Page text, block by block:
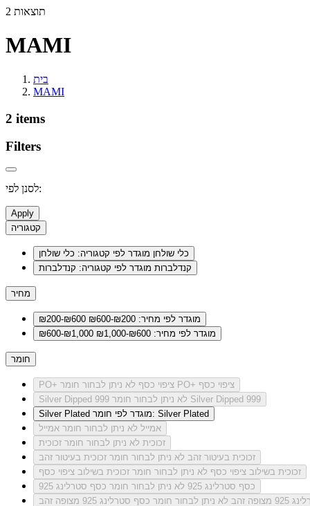
2 תוצאות
MAMI
בית
MAMI
2 items
Filters
לסנן לפי:
Apply
קטגוריה
כלי שולחן מוגדר לפי קטגוריה: כלי שולחן
קנדלברות מוגדר לפי קטגוריה: קנדלברות
מחיר
₪200-₪600
מוגדר לפי מחיר: ₪200-₪600
₪600-₪1,000
מוגדר לפי מחיר: ₪600-₪1,000
חומר
PO+ ציפוי כסף
לא ניתן לבחור חומר PO+ ציפוי כסף
Silver Dipped 999
לא ניתן לבחור חומר Silver Dipped 999
Silver Plated
מוגדר לפי חומר: Silver Plated
אמייל לא ניתן לבחור חומר אמייל
זכוכית לא ניתן לבחור חומר זכוכית
זכוכית בעיטור זהב לא ניתן לבחור חומר זכוכית בעיטור זהב
זכוכית בשילוב ציפוי כסף לא ניתן לבחור חומר זכוכית בשילוב ציפוי כסף
כסף סטרלינג 925
לא ניתן לבחור חומר כסף סטרלינג 925
זהב
לא ניתן לבחור חומר כסף סטרלינג 925 מצופה זהב